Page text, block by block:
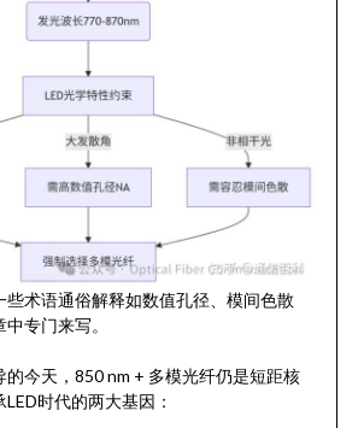
些术语通俗解释如数值孔径、模间色散
专门来写。
的今天，850 nm + 多模光纤仍是短距核
时代的两大基因：